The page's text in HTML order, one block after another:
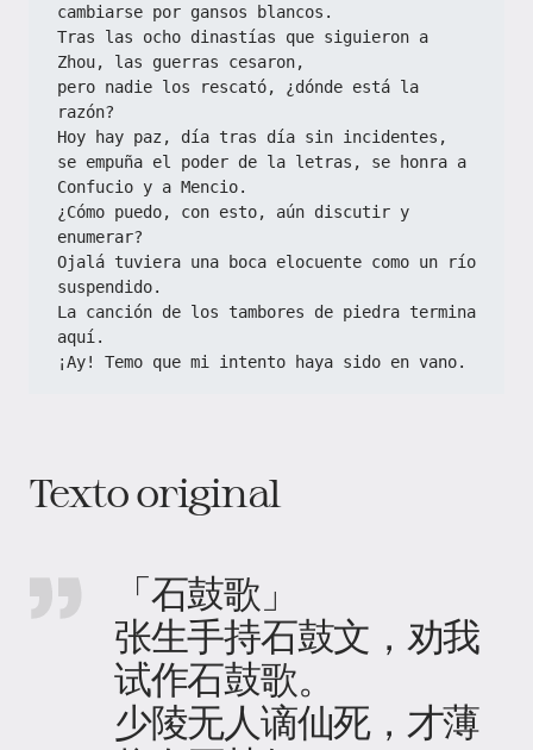
cambiarse por gansos blancos.
Tras las ocho dinastías que siguieron a
Zhou, las guerras cesaron,
pero nadie los rescató, ¿dónde está la
razón?
Hoy hay paz, día tras día sin incidentes,
se empuña el poder de la letras, se honra a
Confucio y a Mencio.
¿Cómo puedo, con esto, aún discutir y
enumerar?
Ojalá tuviera una boca elocuente como un río
suspendido.
La canción de los tambores de piedra termina
aquí.
¡Ay! Temo que mi intento haya sido en vano.
Texto original
「石鼓歌」
张生手持石鼓文，劝我
试作石鼓歌。
少陵无人谪仙死，才薄